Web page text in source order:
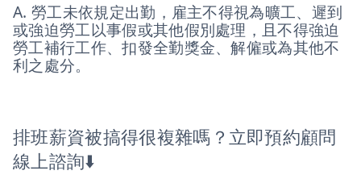
A. 勞工未依規定出勤，雇主不得視為曠工、遲到
或強迫勞工以事假或其他假別處理，且不得強迫
勞工補行工作、扣發全勤獎金、解僱或為其他不
利之處分。
排班薪資被搞得很複雜嗎？立即預約顧問
線上諮詢⬇️